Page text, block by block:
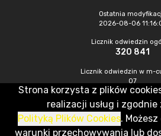
Ostatnia
2026-08-06
Licznik odwiedzin
320 841
Licznik odwiedzin w m-
07
900
CMS & Hosting: Nefeni Sp. z o.o.
Strona korzysta z plików
realizacji usług i zgodnie
Polityką Plików Cookies.
warunki przechowywania lub